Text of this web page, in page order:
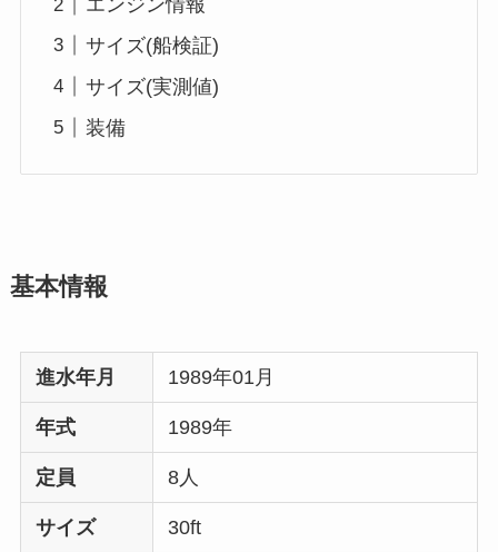
エンジン情報
サイズ(船検証)
サイズ(実測値)
装備
基本情報
進水年月 1989年01月
年式 1989年
定員 8人
サイズ 30ft